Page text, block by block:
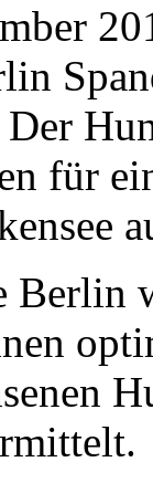
für
Berlin